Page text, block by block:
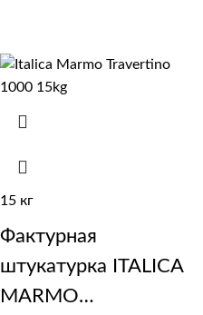
15 кг
Фактурная
штукатурка ITALICA
MARMO